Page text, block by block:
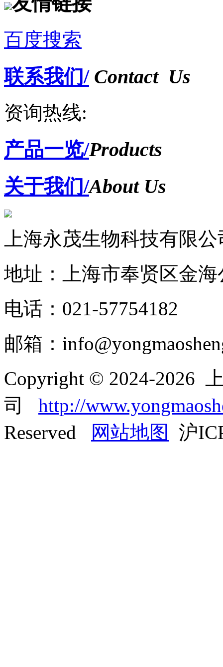
百度搜索
联系我们/ Contact Us
资询热线:
产品一览/Products
关于我们/About Us
上海永茂生物科技有限公
地址：上海市奉贤区金海
电话：021-57754182
邮箱：
Copyright © 2024-2026
司 http://
Reserved
网站地图 沪